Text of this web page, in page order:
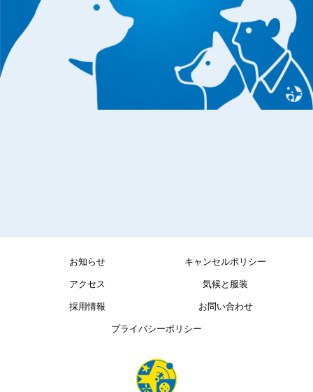
お知らせ キャンセルポリシー
アクセス 気候と服装
採用情報 お問い合わせ
プライバシーポリシー